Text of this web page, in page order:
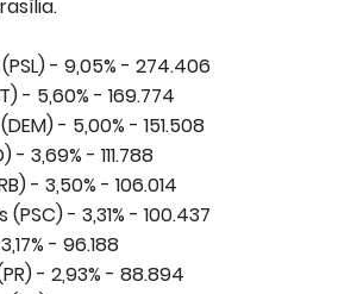
- 9,05% - 274.406
- 5,60% - 169.774
- 5,00% - 151.508
3,69% - 111.788
- 3,50% - 106.014
- 3,31% - 100.437
- 96.188
- 2,93% - 88.894